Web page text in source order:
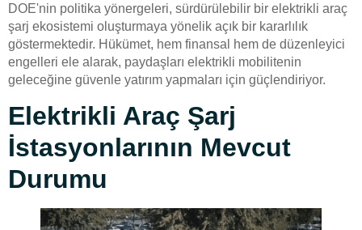
DOE'nin politika yönergeleri, sürdürülebilir bir elektrikli araç
şarj ekosistemi oluşturmaya yönelik açık bir kararlılık
göstermektedir. Hükümet, hem finansal hem de düzenleyici
engelleri ele alarak, paydaşları elektrikli mobilitenin
geleceğine güvenle yatırım yapmaları için güçlendiriyor.
Elektrikli Araç Şarj
İstasyonlarının Mevcut
Durumu